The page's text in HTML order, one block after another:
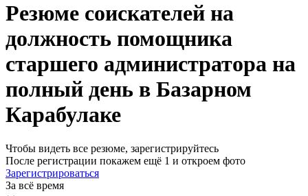
Резюме соискателей на
должность помощника
старшего администратора на
полный день в Базарном
Карабулаке
Чтобы видеть все резюме, зарегистрируйтесь
После регистрации покажем ещё 1 и откроем фото
Зарегистрироваться
За всё время